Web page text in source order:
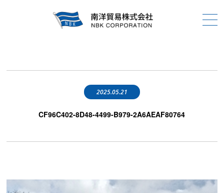
2025.05.21
CF96C402-8D48-4499-B979-2A6AEAF80764